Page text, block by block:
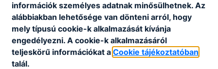
E-Kréta
információk személyes adatnak minősülhetnek. Az
alábbiakban lehetősége van dönteni arról, hogy
mely típusú cookie-k alkalmazását kívánja
engedélyezni. A cookie-k alkalmazásáról
teljeskörű információkat a Cookie tájékoztatóban
talál.